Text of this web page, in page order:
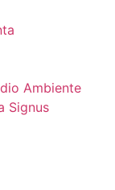
Ambiente
Signus